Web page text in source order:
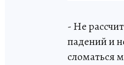
- Не
падений и
сломаться